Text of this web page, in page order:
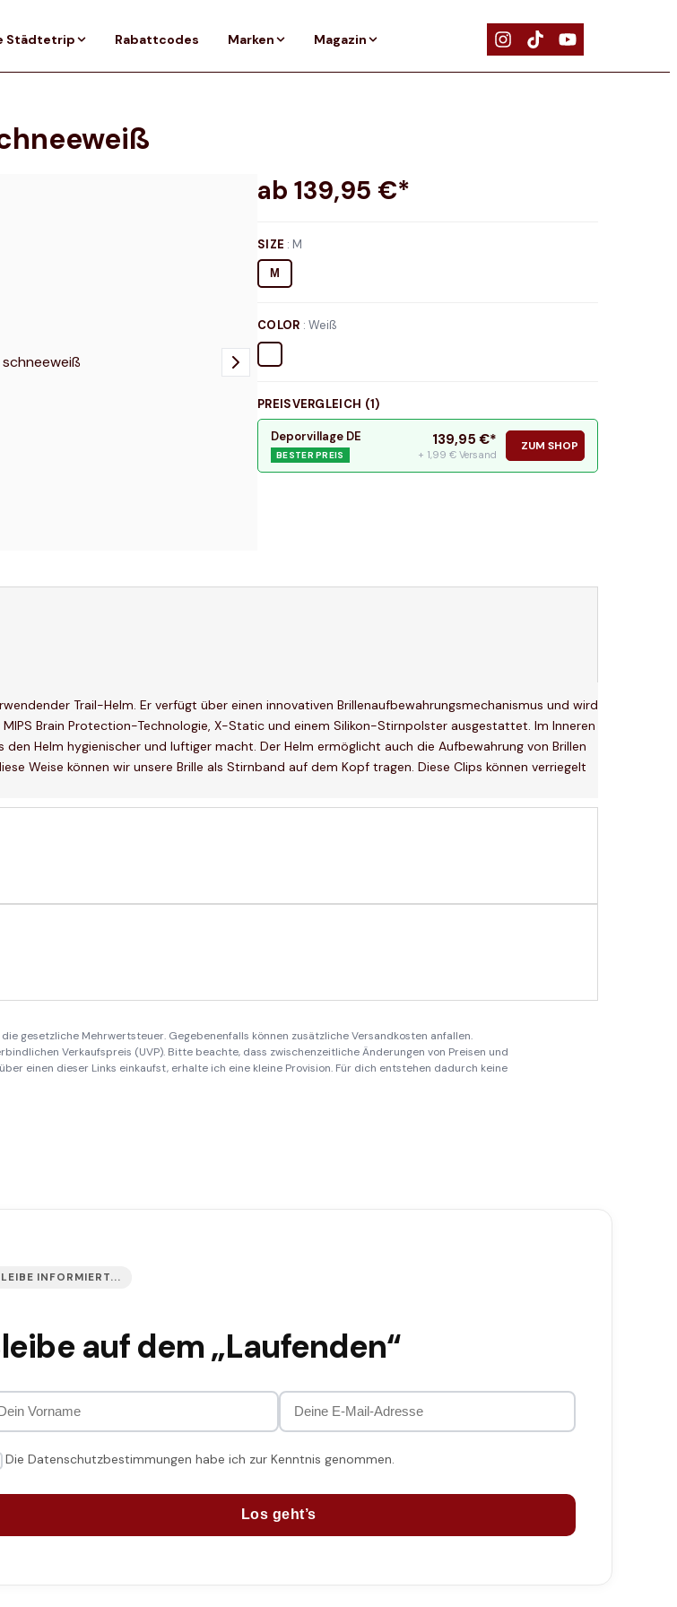
Städtetrip Rabattcodes Marken Magazin
ab 139,95 €*
SIZE : M
M
COLOR : Weiß
PREISVERGLEICH (1)
Deporvillage DE
BESTER PREIS
139,95 €*
+ 1,99 € Versand
ZUM SHOP
Trail-Helm. Er verfügt über einen innovativen Brillenaufbewahrungsmechanismus und wird
Brain Protection-Technologie, X-Static und einem Silikon-Stirnpolster ausgestattet. Im Inneren
Helm hygienischer und luftiger macht. Der Helm ermöglicht auch die Aufbewahrung von Brillen
Weise können wir unsere Brille als Stirnband auf dem Kopf tragen. Diese Clips können verriegelt
gesetzliche Mehrwertsteuer. Gegebenenfalls können zusätzliche Versandkosten anfallen.
Verkaufspreis (UVP). Bitte beachte, dass zwischenzeitliche Änderungen von Preisen und
einen dieser Links einkaufst, erhalte ich eine kleine Provision. Für dich entstehen dadurch keine
INFORMIERT...
auf dem „Laufenden“
Die Datenschutzbestimmungen habe ich zur Kenntnis genommen.
Los geht’s